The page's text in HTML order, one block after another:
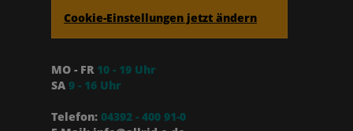
Cookie-Einstellungen jetzt ändern
MO - FR 10 - 19 Uhr
SA 9 - 16 Uhr
Telefon: 04392 - 400 91-0